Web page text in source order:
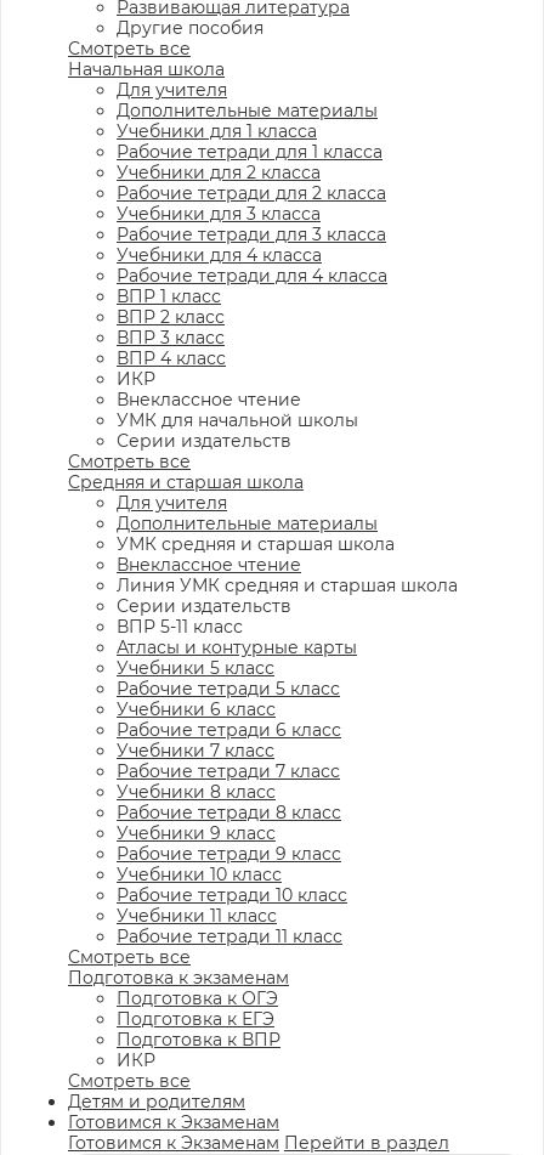
Развивающая литература
Другие пособия
Смотреть все
Начальная школа
Для учителя
Дополнительные материалы
Учебники для 1 класса
Рабочие тетради для 1 класса
Учебники для 2 класса
Рабочие тетради для 2 класса
Учебники для 3 класса
Рабочие тетради для 3 класса
Учебники для 4 класса
Рабочие тетради для 4 класса
ВПР 1 класс
ВПР 2 класс
ВПР 3 класс
ВПР 4 класс
ИКР
Внеклассное чтение
УМК для начальной школы
Серии издательств
Смотреть все
Средняя и старшая школа
Для учителя
Дополнительные материалы
УМК средняя и старшая школа
Внеклассное чтение
Линия УМК средняя и старшая школа
Серии издательств
ВПР 5-11 класс
Атласы и контурные карты
Учебники 5 класс
Рабочие тетради 5 класс
Учебники 6 класс
Рабочие тетради 6 класс
Учебники 7 класс
Рабочие тетради 7 класс
Учебники 8 класс
Рабочие тетради 8 класс
Учебники 9 класс
Рабочие тетради 9 класс
Учебники 10 класс
Рабочие тетради 10 класс
Учебники 11 класс
Рабочие тетради 11 класс
Смотреть все
Подготовка к экзаменам
Подготовка к ОГЭ
Подготовка к ЕГЭ
Подготовка к ВПР
ИКР
Смотреть все
Детям и родителям
Готовимся к Экзаменам
Готовимся к Экзаменам Перейти в раздел